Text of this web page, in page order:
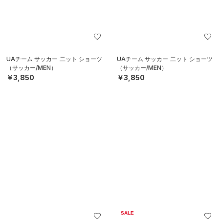
UAチーム サッカー 二ット ショーツ
（サッカー/MEN）
￥3,850
UAチーム サッカー 二ット ショーツ
（サッカー/MEN）
￥3,850
SALE